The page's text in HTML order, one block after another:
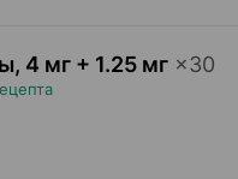
, 4 мг + 1.25 мг ×30